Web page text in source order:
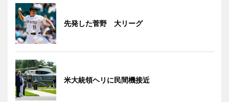
先発した菅野 大リーグ
米大統領ヘリに民間機接近